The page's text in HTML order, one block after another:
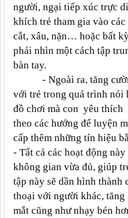
người, ngại tiếp xúc trực
khích trẻ tham gia vào
cắt, xâu, nặn… hoặc bất
phải nhìn một cách tập
bàn tay.
- Ngoài ra, tăng
với trẻ trong quá trình nói
đồ chơi mà con yêu thích
theo các hướng để luyện
cấp thêm những tín hiệu
- Tất cả các hoạt động
không gian vừa đủ, giúp
tập này sẽ dần hình thành
thoại với người khác, tăng
mắt cũng như nhạy bén